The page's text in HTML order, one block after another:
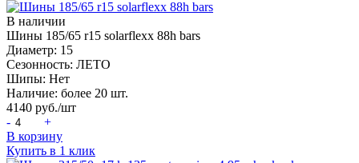
В наличии
Шины 185/65 r15 solarflexx 88h bars
Диаметр: 15
Сезонность: ЛЕТО
Шипы: Нет
Наличие: более 20 шт.
4140 руб./шт
-
+
В корзину
Купить в 1 клик